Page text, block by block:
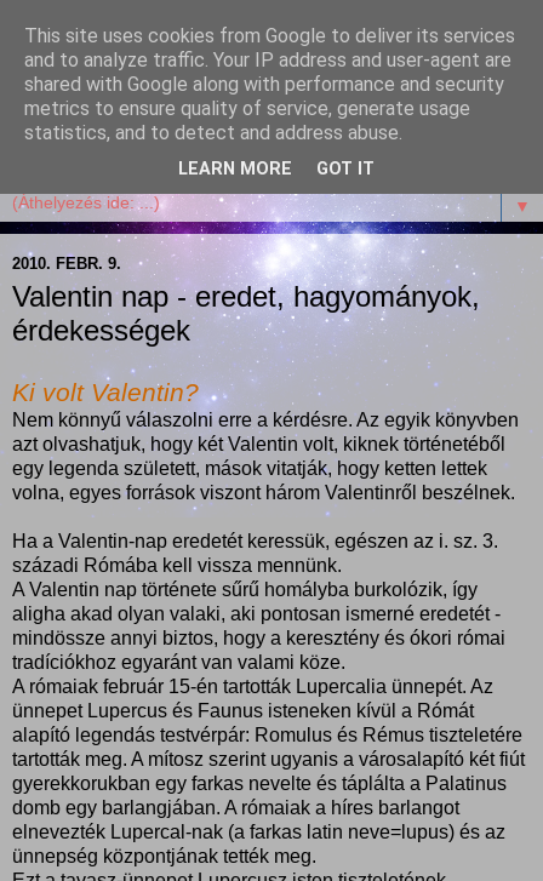
Garffyka
Szösszenetek a konyhámból, az életemből. Mosollyal,
receptekkel, vidámsággal, marcipánnal, csokival.
▼
2010. FEBR. 9.
Valentin nap - eredet, hagyományok,
érdekességek
Ki volt Valentin?
Nem könnyű válaszolni erre a kérdésre. Az egyik könyvben
azt olvashatjuk, hogy két Valentin volt, kiknek történetéből
egy legenda született, mások vitatják, hogy ketten lettek
volna, egyes források viszont három Valentinről beszélnek.
Ha a Valentin-nap eredetét keressük, egészen az i. sz. 3.
századi Rómába kell vissza mennünk.
A Valentin nap története sűrű homályba burkolózik, így
aligha akad olyan valaki, aki pontosan ismerné eredetét -
mindössze annyi biztos, hogy a keresztény és ókori római
tradíciókhoz egyaránt van valami köze.
A rómaiak február 15-én tartották Lupercalia ünnepét. Az
ünnepet Lupercus és Faunus isteneken kívül a Rómát
alapító legendás testvérpár: Romulus és Rémus tiszteletére
tartották meg. A mítosz szerint ugyanis a városalapító két fiút
gyerekkorukban egy farkas nevelte és táplálta a Palatinus
domb egy barlangjában. A rómaiak a híres barlangot
elnevezték Lupercal-nak (a farkas latin neve=lupus) és az
ünnepség központjának tették meg.
This site uses cookies from Google to deliver its services
and to analyze traffic. Your IP address and user-agent are
shared with Google along with performance and security
metrics to ensure quality of service, generate usage
statistics, and to detect and address abuse.
LEARN MORE GOT IT